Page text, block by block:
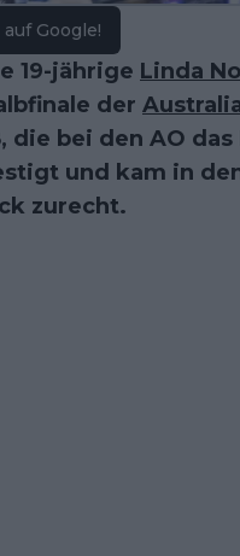
Google!
19-jährige Linda
der
bei den AO
und kam in
zurecht.